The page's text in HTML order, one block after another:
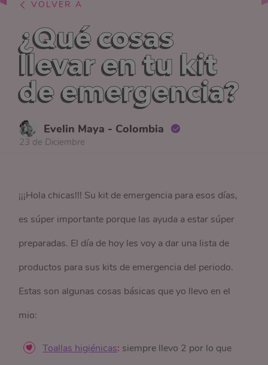
VOLVER A
¿Qué cosas
llevar en tu kit
de emergencia?
Evelin Maya - Colombia
23 de Diciembre
¡¡¡Hola chicas!!! Su kit de emergencia para esos días,
es súper importante porque las ayuda a estar súper
preparadas. El día de hoy les voy a dar una lista de
productos para sus kits de emergencia del periodo.
Estas son algunas cosas básicas que yo llevo en el
mio:
Toallas higiénicas: siempre llevo 2 por lo que